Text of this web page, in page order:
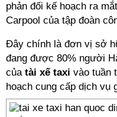
phản đối kế hoạch ra
Carpool của tập đoàn
Đây chính là đơn vị sở
đang được 80% người
của tài xế taxi vào tuần
hoạch cung cấp dịch vụ